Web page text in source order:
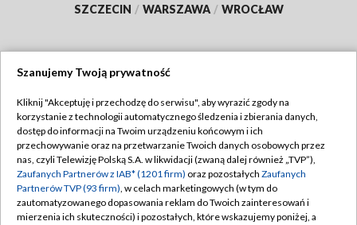
SZCZECIN / WARSZAWA / WROCŁAW
TVP
Abonament TVP
Emisja w TVP
Centrum informacji TVP
Regulamin TVP
Polityka prywatności
Moje zgody
Szanujemy Twoją prywatność
Kliknij "Akceptuję i przechodzę do serwisu", aby wyrazić zgody na
korzystanie z technologii automatycznego śledzenia i zbierania danych,
dostęp do informacji na Twoim urządzeniu końcowym i ich
przechowywanie oraz na przetwarzanie Twoich danych osobowych przez
nas, czyli Telewizję Polską S.A. w likwidacji (zwaną dalej również „TVP”),
Zaufanych Partnerów z IAB* (1201 firm) oraz pozostałych Zaufanych
Partnerów TVP (93 firm), w celach marketingowych (w tym do
zautomatyzowanego dopasowania reklam do Twoich zainteresowań i
mierzenia ich skuteczności) i pozostałych, które wskazujemy poniżej, a